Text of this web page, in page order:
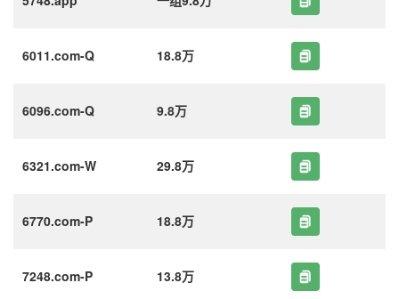
6011.com-Q 18.8万
6096.com-Q 9.8万
6321.com-W 29.8万
6770.com-P 18.8万
7248.com-P 13.8万